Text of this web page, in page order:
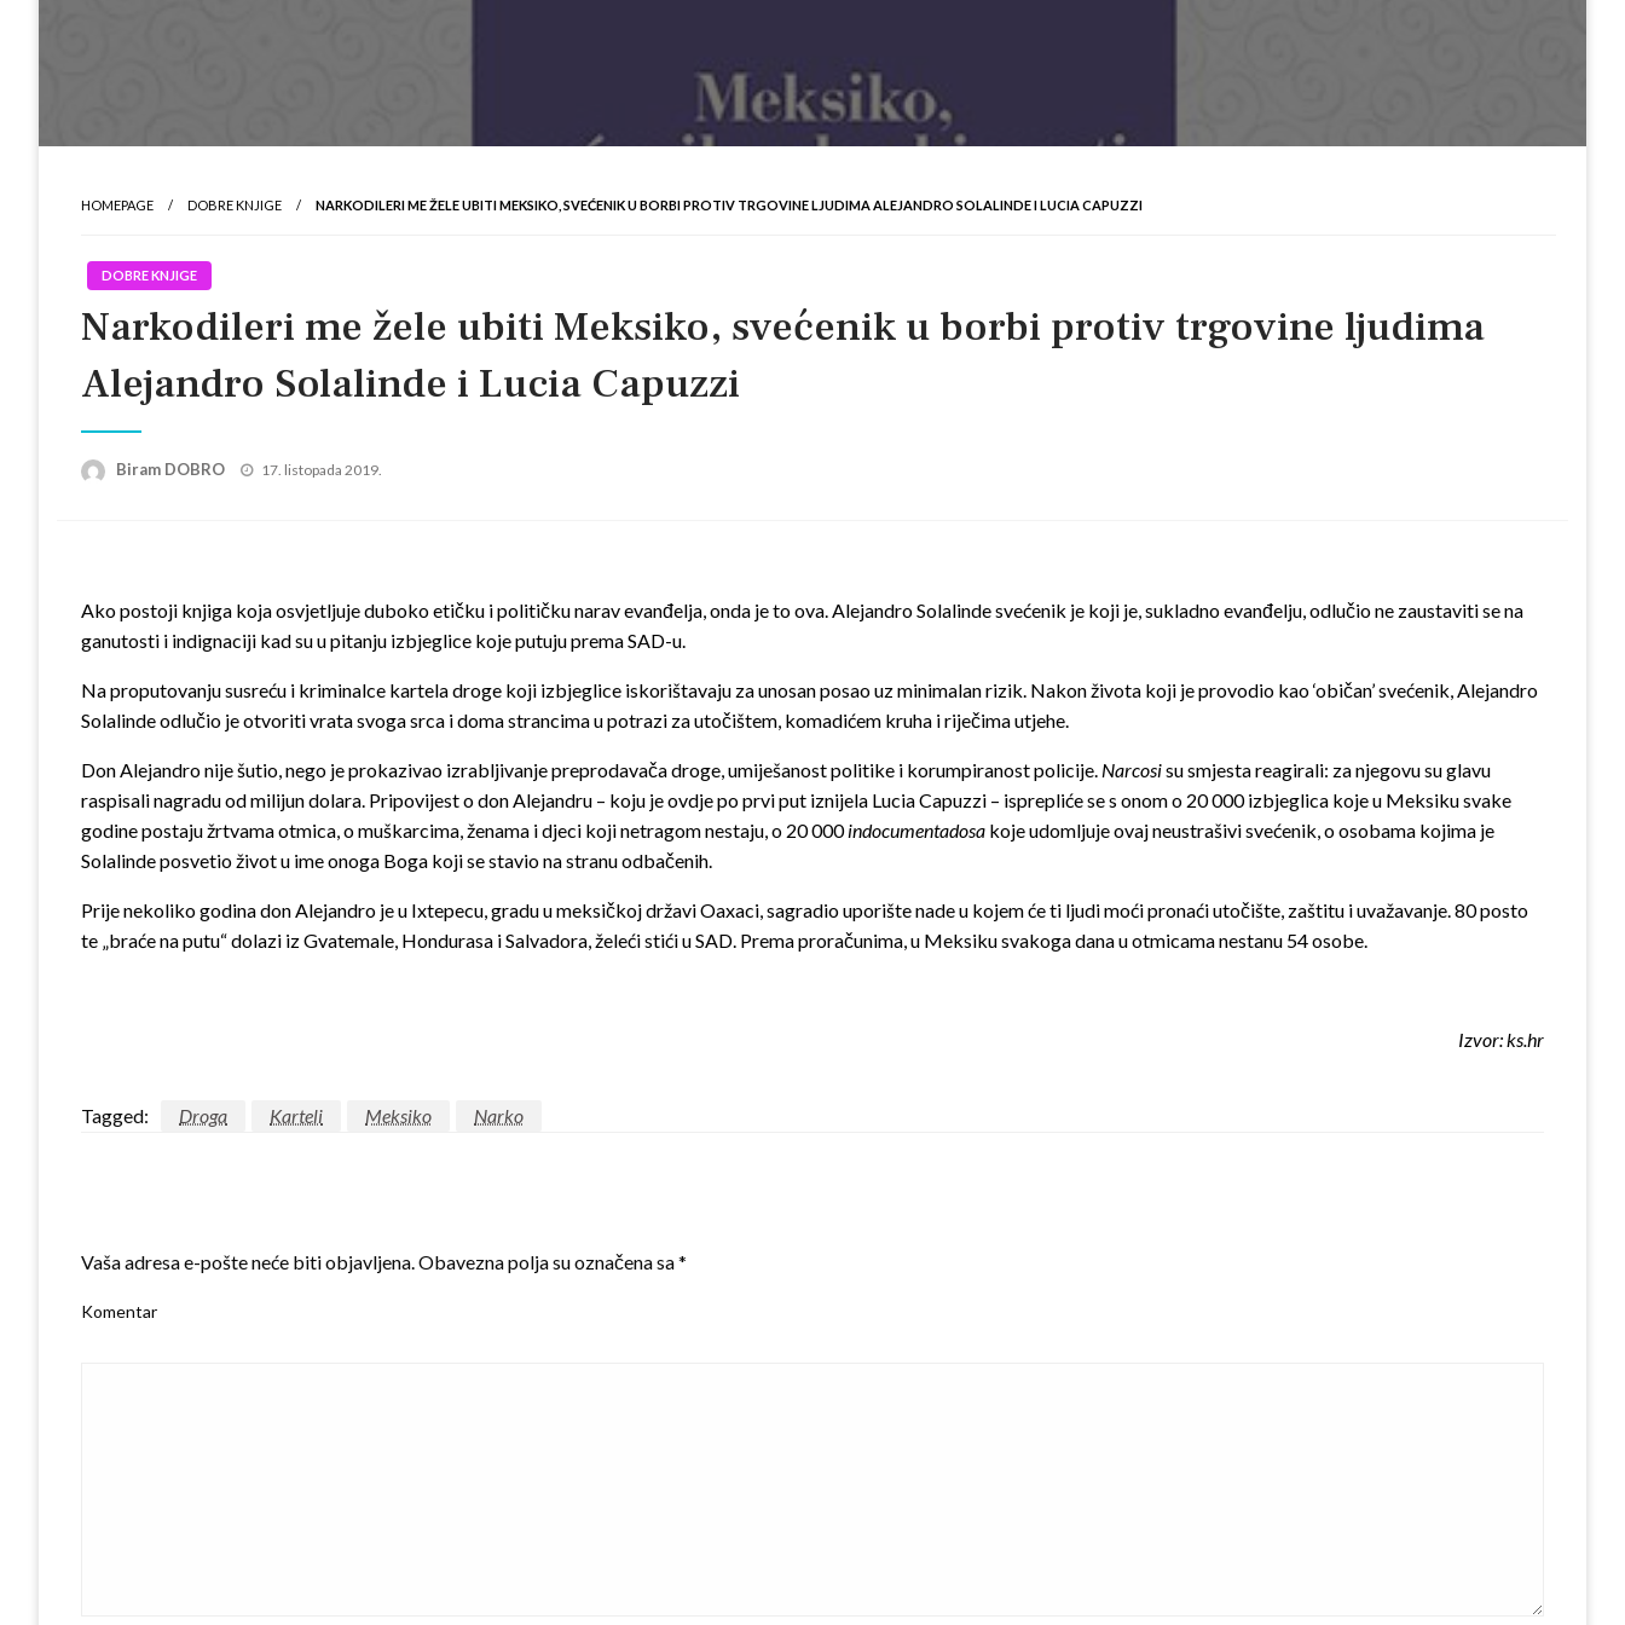
HOMEPAGE DOBRE KNJIGE NARKODILERI ME ŽELE UBITI MEKSIKO, SVEĆENIK U BORBI PROTIV TRGOVINE LJUDIMA ALEJANDRO SOLALINDE I LUCIA CAPUZZI
DOBRE KNJIGE
Narkodileri me žele ubiti Meksiko, svećenik u borbi protiv trgovine ljudima
Alejandro Solalinde i Lucia Capuzzi
Biram DOBRO
Posted
17. listopada 2019.
Ako postoji knjiga koja osvjetljuje duboko etičku i političku narav evanđelja, onda je to ova. Alejandro Solalinde svećenik je koji je, sukladno evanđelju, odlučio ne zaustaviti se na
ganutosti i indignaciji kad su u pitanju izbjeglice koje putuju prema SAD-u.
Na proputovanju susreću i kriminalce kartela droge koji izbjeglice iskorištavaju za unosan posao uz minimalan rizik. Nakon života koji je provodio kao ‘običan’ svećenik, Alejandro
Solalinde odlučio je otvoriti vrata svoga srca i doma strancima u potrazi za utočištem, komadićem kruha i riječima utjehe.
Don Alejandro nije šutio, nego je prokazivao izrabljivanje preprodavača droge, umiješanost politike i korumpiranost policije. Narcosisu smjesta reagirali: za njegovu su glavu
raspisali nagradu od milijun dolara. Pripovijest o don Alejandru – koju je ovdje po prvi put iznijela Lucia Capuzzi – isprepliće se s onom o 20 000 izbjeglica koje u Meksiku svake
godine postaju žrtvama otmica, o muškarcima, ženama i djeci koji netragom nestaju, o 20 000indocumentadosa koje udomljuje ovaj neustrašivi svećenik, o osobama kojima je
Solalinde posvetio život u ime onoga Boga koji se stavio na stranu odbačenih.
Prije nekoliko godina don Alejandro je u Ixtepecu, gradu u meksičkoj državi Oaxaci, sagradio uporište nade u kojem će ti ljudi moći pronaći utočište, zaštitu i uvažavanje. 80 posto
te „braće na putu“ dolazi iz Gvatemale, Hondurasa i Salvadora, želeći stići u SAD. Prema proračunima, u Meksiku svakoga dana u otmicama nestanu 54 osobe.
Izvor: ks.hr
Tagged: Droga Karteli Meksiko Narko
Vaša adresa e-pošte neće biti objavljena.Obavezna polja su označena sa*
Komentar